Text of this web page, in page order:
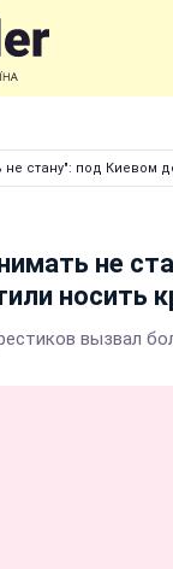
стану": под Киевом
не
носить
вызвал